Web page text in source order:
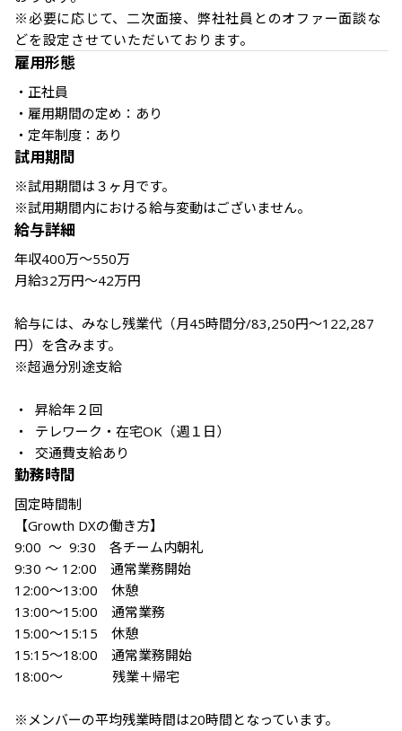
※必要に応じて、二次面接、弊社社員とのオファー面談な
雇用形態
・正社員
・雇用期間の定め：あり
・定年制度：あり
試用期間
※試用期間は３ヶ月です。
※試用期間内における給与変動はございません。
給与詳細
年収400万～550万
月給32万円～42万円
給与には、みなし残業代（月45時間分/83,250円～122,287
円）を含みます。
※超過分別途支給
・  昇給年２回
・ テレワーク・在宅OK（週１日）
・ 交通費支給あり
勤務時間
固定時間制
【Growth DXの働き方】
9:00  ～  9:30　各チーム内朝礼
9:30 ～ 12:00　通常業務開始
12:00～13:00　休憩
13:00～15:00　通常業務
15:00～15:15　休憩
15:15～18:00　通常業務開始
18:00～　          残業＋帰宅
※メンバーの平均残業時間は20時間となっています。